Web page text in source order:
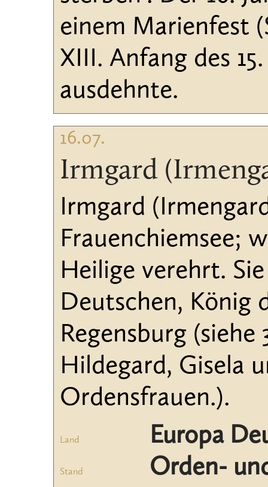
einem Marienfest
XIII. Anfang des
ausdehnte.
16.07.
Irmgard
Irmgard
Frauenchiemsee;
Heilige verehrt.
Deutschen, König
Regensburg (siehe
Hildegard, Gisela
Ordensfrauen.).
Land Europa
Stand Orden-